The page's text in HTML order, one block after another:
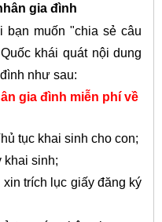
gia đình
muốn "chia sẻ câu
khái quát nội dung
như sau:
gia đình miễn phí về
tục khai sinh cho con;
khai sinh;
xin trích lục giấy đăng ký